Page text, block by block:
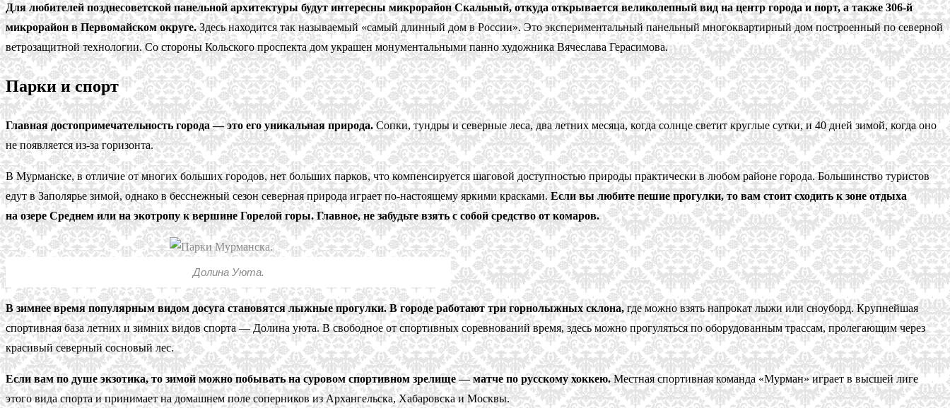
Для любителей позднесоветской панельной архитектуры будут интересны микрорайон Скальный, откуда открывается великолепный вид на центр города и порт, а также 306-й
микрорайон в Первомайском округе.Здесь находится так называемый «самый длинный дом в России». Это экспериментальный панельный многоквартирный дом построенный по северной
ветрозащитной технологии. Со стороны Кольского проспекта дом украшен монументальными панно художника Вячеслава Герасимова.
Парки и спорт
Главная достопримечательность города — это его уникальная природа.Сопки, тундры и северные леса, два летних месяца, когда солнце светит круглые сутки, и 40 дней зимой, когда оно
не появляется из-за горизонта.
В Мурманске, в отличие от многих больших городов, нет больших парков, что компенсируется шаговой доступностью природы практически в любом районе города. Большинство туристов
едут в Заполярье зимой, однако в бесснежный сезон северная природа играет по-настоящему яркими красками.Если вы любите пешие прогулки, то вам стоит сходить к зоне отдыха
на озере Среднем или на экотропу к вершине Горелой горы. Главное, не забудьте взять с собой средство от комаров.
Долина Уюта.
В зимнее время популярным видом досуга становятся лыжные прогулки. В городе работают три горнолыжных склона,где можно взять напрокат лыжи или сноуборд. Крупнейшая
спортивная база летних и зимних видов спорта — Долина уюта. В свободное от спортивных соревнований время, здесь можно прогуляться по оборудованным трассам, пролегающим через
красивый северный сосновый лес.
Если вам по душе экзотика, то зимой можно побывать на суровом спортивном зрелище — матче по русскому хоккею.Местная спортивная команда «Мурман» играет в высшей лиге
этого вида спорта и принимает на домашнем поле соперников из Архангельска, Хабаровска и Москвы.